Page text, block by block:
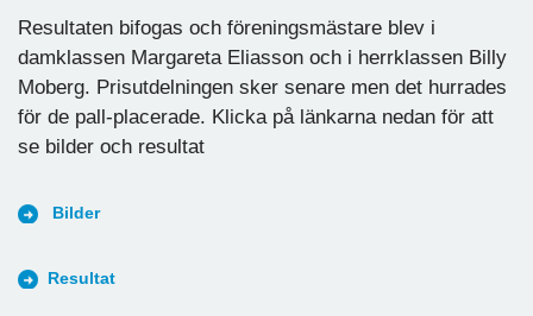
Resultaten bifogas och föreningsmästare blev i
damklassen Margareta Eliasson och i herrklassen Billy
Moberg. Prisutdelningen sker senare men det hurrades
för de pall-placerade. Klicka på länkarna nedan för att
se bilder och resultat
Bilder
Resultat